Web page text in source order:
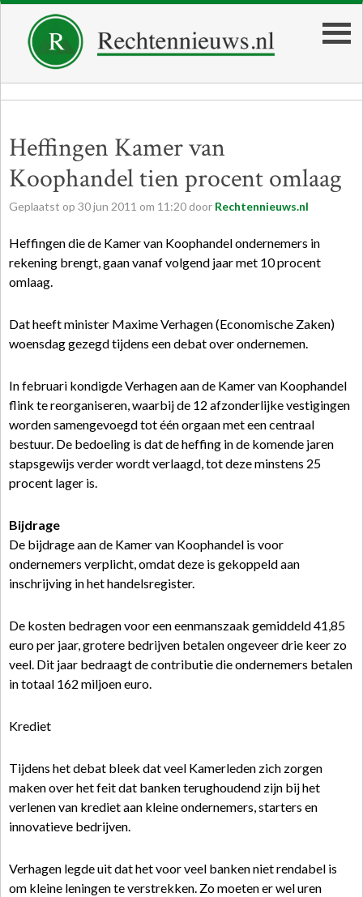
Heffingen Kamer van
Koophandel tien procent omlaag
Geplaatst op 30jun 2011 om 11:20 door Rechtennieuws.nl
Heffingen die de Kamer van Koophandel ondernemers in
rekening brengt, gaan vanaf volgend jaar met 10 procent
omlaag.
Dat heeft minister Maxime Verhagen (Economische Zaken)
woensdag gezegd tijdens een debat over ondernemen.
In februari kondigde Verhagen aan de Kamer van Koophandel
flink te reorganiseren, waarbij de 12 afzonderlijke vestigingen
worden samengevoegd tot één orgaan met een centraal
bestuur. De bedoeling is dat de heffing in de komende jaren
stapsgewijs verder wordt verlaagd, tot deze minstens 25
procent lager is.
Bijdrage
De bijdrage aan de Kamer van Koophandel is voor
ondernemers verplicht, omdat deze is gekoppeld aan
inschrijving in het handelsregister.
De kosten bedragen voor een eenmanszaak gemiddeld 41,85
euro per jaar, grotere bedrijven betalen ongeveer drie keer zo
veel. Dit jaar bedraagt de contributie die ondernemers betalen
in totaal 162 miljoen euro.
Krediet
Tijdens het debat bleek dat veel Kamerleden zich zorgen
maken over het feit dat banken terughoudend zijn bij het
verlenen van krediet aan kleine ondernemers, starters en
innovatieve bedrijven.
Verhagen legde uit dat het voor veel banken niet rendabel is
om kleine leningen te verstrekken. Zo moeten er wel uren